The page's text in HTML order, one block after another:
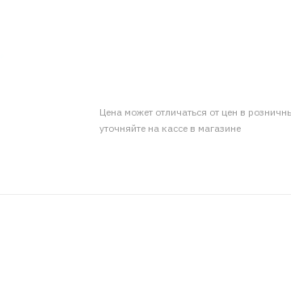
Цена может отличаться от цен в
уточняйте на кассе в магазине